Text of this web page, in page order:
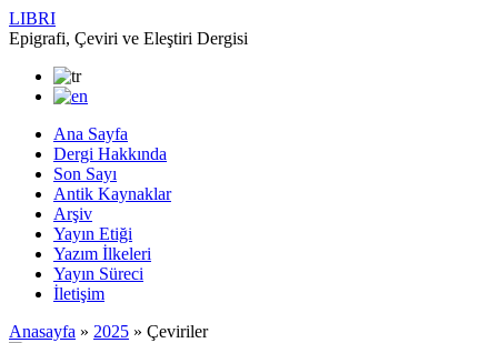
LIBRI
Epigrafi, Çeviri ve Eleştiri Dergisi
Ana Sayfa
Dergi Hakkında
Son Sayı
Antik Kaynaklar
Arşiv
Yayın Etiği
Yazım İlkeleri
Yayın Süreci
İletişim
Anasayfa » 2025 » Çeviriler